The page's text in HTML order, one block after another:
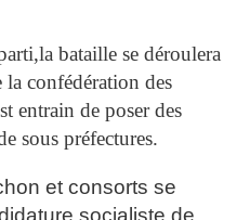
bataille se déroulera
la confédération des
entrain de poser des
sous préfectures.
et consorts se
socialiste de